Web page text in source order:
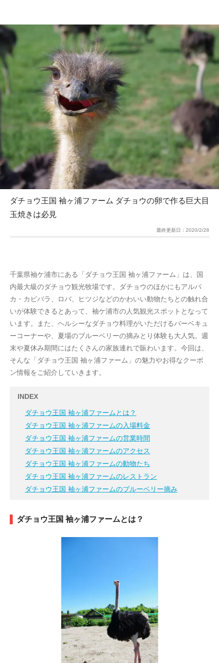
ダチョウ王国 袖ヶ浦ファーム ダチョウの卵で作る巨大目
玉焼きは必見
最終更新日： 2020/2/28
千葉県袖ケ浦市にある「ダチョウ王国 袖ヶ浦ファーム」は、国
内最大級のダチョウ観光牧場です。ダチョウのほかにもアルパ
カ・カピバラ、ロバ、ヒツジなどのかわいい動物たちとの触れ合
いが体験できるとあって、袖ケ浦市の人気観光スポットとなって
います。また、ヘルシーなダチョウ料理がいただけるバーベキュ
ーコーナーや、夏場のブルーベリーの摘みとり体験も大人気。週
末や夏休み期間にはたくさんの家族連れで賑わいます。今回は、
そんな「ダチョウ王国 袖ヶ浦ファーム」の魅力やお得なクーポ
ン情報をご紹介していきます。
INDEX
ダチョウ王国 袖ヶ浦ファームとは？
ダチョウ王国 袖ヶ浦ファームの入場料金
ダチョウ王国 袖ヶ浦ファームの営業時間
ダチョウ王国 袖ヶ浦ファームのアクセス
ダチョウ王国 袖ヶ浦ファームの動物たち
ダチョウ王国 袖ヶ浦ファームのレストラン
ダチョウ王国 袖ヶ浦ファームのブルーベリー摘み
ダチョウ王国 袖ヶ浦ファームとは？